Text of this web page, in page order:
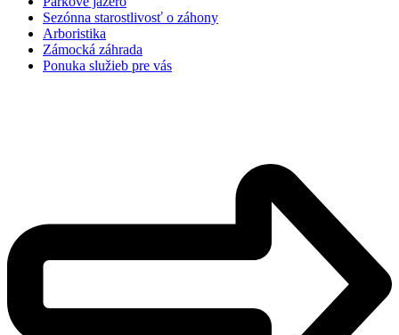
Sezónna starostlivosť o záhony
Arboristika
Zámocká záhrada
Ponuka služieb pre vás